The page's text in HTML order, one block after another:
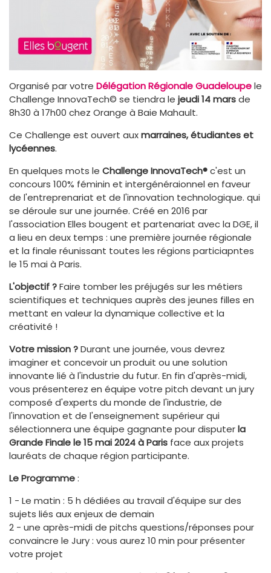
Organisé par votre Délégation Régionale Guadeloupele
Challenge InnovaTech© se tiendra le jeudi 14 marsde
8h30 à 17h00 chez Orange à Baie Mahault.
Ce Challenge est ouvert auxmarraines, étudiantes et
lycéennes.
En quelques mots le Challenge InnovaTech®c'est un
concours 100% féminin et intergénéraionnel en faveur
de l'entreprenariat et de l'innovation technologique. qui
se déroule sur une journée. Créé en 2016 par
l'association Elles bougent et partenariat avec la DGE, il
a lieu en deux temps : une première journée régionale
et la finale réunissant toutes les régions particiapntes
le 15 mai à Paris.
L'objectif ?Faire tomber les préjugés sur les métiers
scientifiques et techniques auprès des jeunes filles en
mettant en valeur la dynamique collective et la
créativité !
Votre mission ?Durant une journée, vous devrez
imaginer et concevoir un produit ou une solution
innovante lié à l'industrie du futur. En fin d'après-midi,
vous présenterez en équipe votre pitch devant un jury
composé d'experts du monde de l'industrie, de
l'innovation et de l'enseignement supérieur qui
sélectionnera une équipe gagnante pour disputerla
Grande Finale le 15 mai 2024 à Paris face aux projets
lauréats de chaque région participante.
Le Programme:
1 - Le matin : 5 h dédiées au travail d'équipe sur des
sujets liés aux enjeux de demain
2 - une après-midi de pitchs questions/réponses pour
convaincre le Jury : vous aurez 10 min pour présenter
votre projet